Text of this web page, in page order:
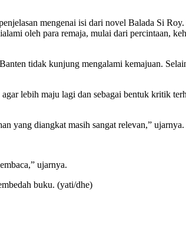
mengenai isi dari novel Balada Si
oleh para remaja, mulai dari percintaan,
tidak kunjung mengalami kemajuan.
lebih maju lagi dan sebagai bentuk kritik
yang diangkat masih sangat relevan,” ujarnya.
ujarnya.
buku. (yati/dhe)